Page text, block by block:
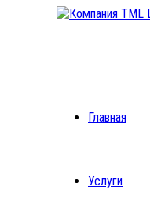
Главная
Услуги